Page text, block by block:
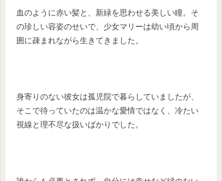
血のように赤い髪と、新緑を思わせる美しい瞳。そ
の珍しい容姿のせいで、少女マリーは幼い頃から周
囲に疎まれながら生きてきました。
身寄りのない彼女は孤児院で暮らしていましたが、
そこで待っていたのは温かな愛情ではなく、冷たい
視線と理不尽な扱いばかりでした。